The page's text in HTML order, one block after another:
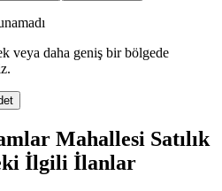
veya daha geniş bir bölgede
Mahallesi Satılık
İlgili İlanlar